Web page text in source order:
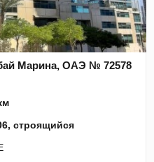
Марина, ОАЭ № 72578
строящийся